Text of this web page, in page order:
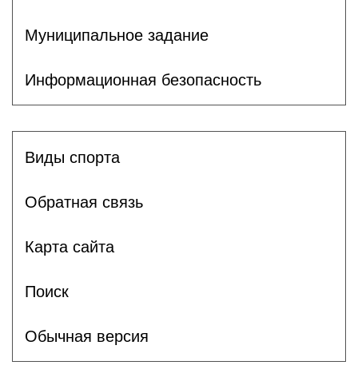
Муниципальное задание
Информационная безопасность
Виды спорта
Обратная связь
Карта сайта
Поиск
Обычная версия